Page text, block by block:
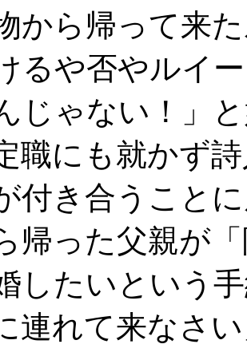
から帰って来
るや否やルイ
じゃない！」
職にも就かず
付き合うこと
帰った父親が
したいという
連れて来なさ